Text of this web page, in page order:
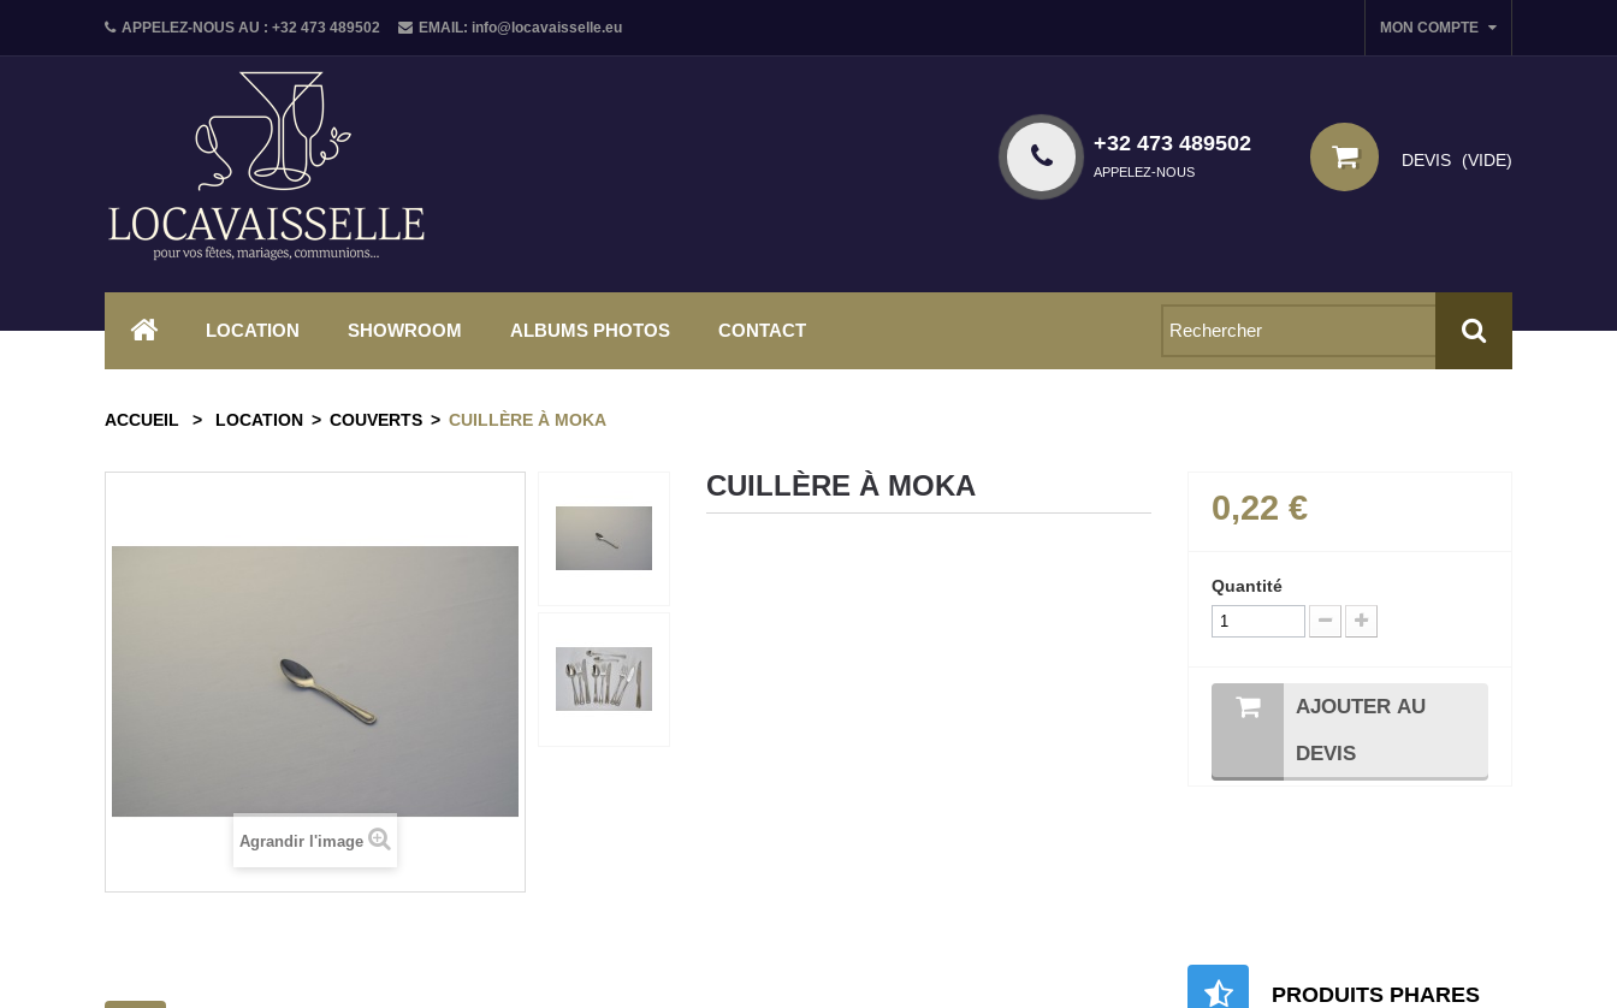
MON COMPTE
APPELEZ-NOUS AU : +32 473 489502 EMAIL: info@locavaisselle.eu
DEVIS (VIDE)
+32 473 489502
APPELEZ-NOUS
LOCATION SHOWROOM ALBUMS PHOTOS CONTACT
ACCUEIL > LOCATION > COUVERTS > CUILLÈRE À MOKA
Agrandir l'image
CUILLÈRE À MOKA
0,22 €
Quantité
AJOUTER AU
DEVIS
PRODUITS PHARES